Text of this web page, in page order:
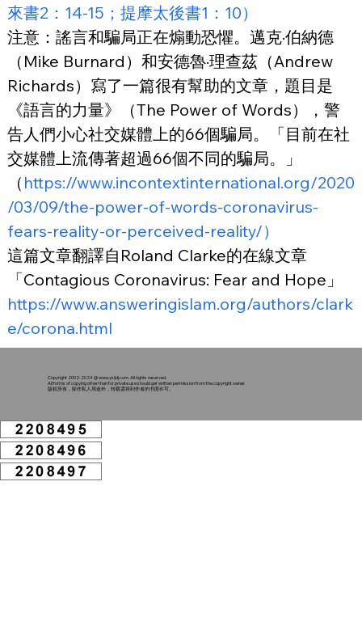
來書2：14-15；提摩太後書1：10）
注意：謠言和騙局正在煽動恐懼。邁克·伯納德
（Mike Burnard）和安德魯·理查茲（Andrew
Richards）寫了一篇很有幫助的文章，題目是
《語言的力量》（The Power of Words），警
告人們小心社交媒體上的66個騙局。「目前在社
交媒體上流傳著超過66個不同的騙局。」
（ https://www.incontextinternational.org/2020
/03/09/the-power-of-words-coronavirus-
fears-reality-or-perceived-reality/）
這篇文章翻譯自Roland Clarke的在線文章
「Contagious Coronavirus: Fear and Hope」
https://www.answeringislam.org/authors/clark
e/corona.html
Copyright 2002-2024 @www.ysljdj.com. All rights reserved.
All forms of copying other than for private use should get written permission from the copyright owner
版权所有，除作私人用途外，转载需得到作者的书面许可。